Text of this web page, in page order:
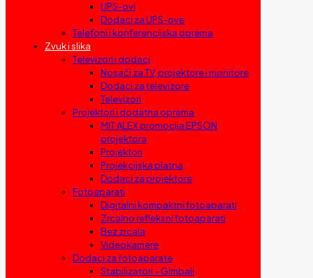
UPS-ovi
Dodaci za UPS-ove
Telefoni i konferencijska oprema
Zvuk i slika
Televizori i dodaci
Nosači za TV, projektore i monitore
Dodaci za televizore
Televizori
Projektori i dodatna oprema
MIT ALEX promocija EPSON
projektora
Projektori
Projekcijska platna
Dodaci za projektore
Fotoaparati
Digitalni kompaktni fotoaparati
Zrcalno refleksni fotoaparati
Bez zrcala
Videokamere
Dodaci za fotoaparate
Stabilizatori – Gimbali